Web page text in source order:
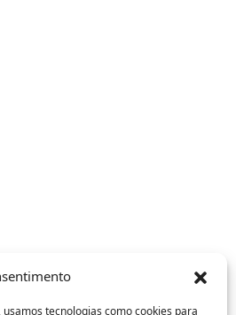
tecnologias como cookies para